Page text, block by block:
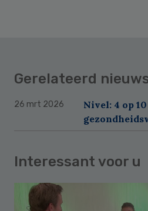
Gerelateerd
26 mrt 2026
Nivel: 4 op
Interessant voor u